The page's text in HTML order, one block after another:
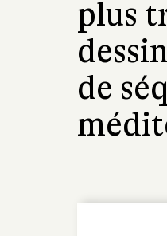
plus
de